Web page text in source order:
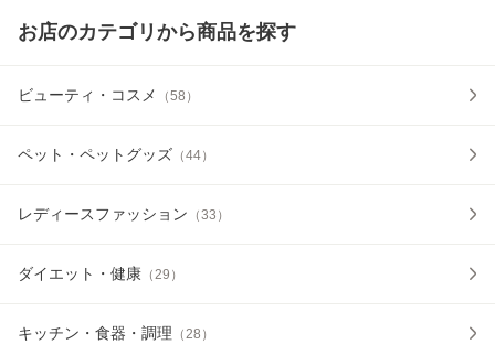
お店のカテゴリから商品を探す
ビューティ・コスメ （58 ）
ペット・ペットグッズ （44）
レディースファッション （33 ）
ダイエット・健康 （29 ）
キッチン・食器・調理 （28 ）